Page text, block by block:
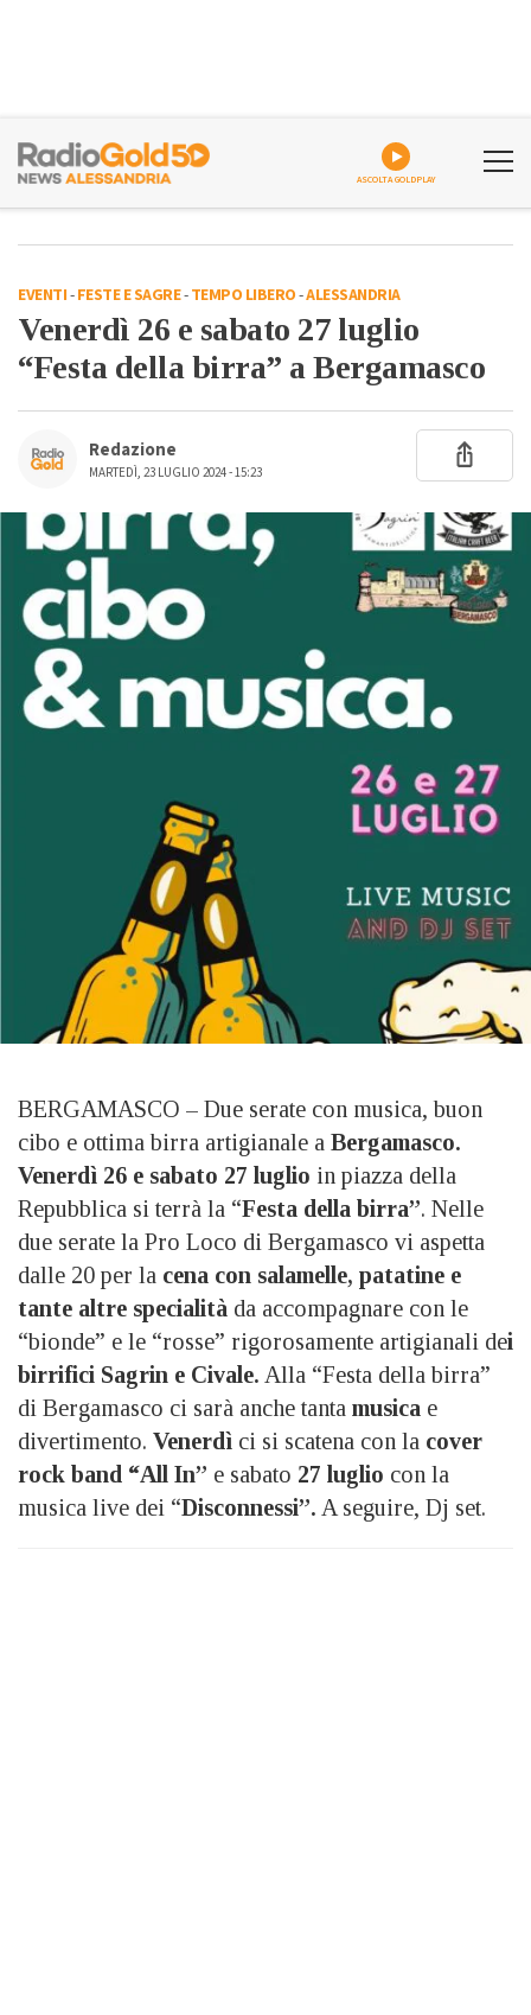
ASCOLTA GOLDPLAY
EVENTI-FESTE E SAGRE-TEMPO LIBERO-ALESSANDRIA
Venerdì 26 e sabato 27 luglio
“Festa della birra” a Bergamasco
Redazione
MARTEDÌ, 23 LUGLIO 2024 - 15:23
BERGAMASCO – Due serate con musica, buon
cibo e ottima birra artigianale a Bergamasco.
Venerdì 26 e sabato 27 luglio in piazza della
Repubblica si terrà la “Festa della birra”. Nelle
due serate la Pro Loco di Bergamasco vi aspetta
dalle 20 per la cena con salamelle, patatine e
tante altre specialità da accompagnare con le
“bionde” e le “rosse” rigorosamente artigianali dei
birrifici Sagrin e Civale. Alla “Festa della birra”
di Bergamasco ci sarà anche tanta musica e
divertimento. Venerdì ci si scatena con la cover
rock band “All In” e sabato 27 luglio con la
musica live dei “Disconnessi”. A seguire, Dj set.